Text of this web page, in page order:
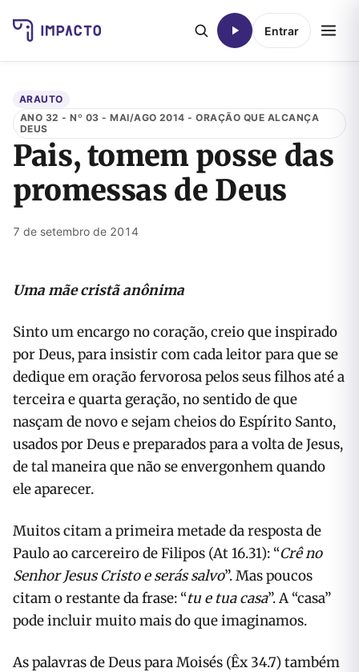
Entrar
ARAUTO
ANO 32 - Nº 03 - MAI/AGO 2014 - ORAÇÃO QUE ALCANÇA
DEUS
Pais, tomem posse das
promessas de Deus
7 de setembro de 2014
Uma mãe cristã anônima
Sinto um encargo no coração, creio que inspirado
por Deus, para insistir com cada leitor para que se
dedique em oração fervorosa pelos seus filhos até a
terceira e quarta geração, no sentido de que
nasçam de novo e sejam cheios do Espírito Santo,
usados por Deus e preparados para a volta de Jesus,
de tal maneira que não se envergonhem quando
ele aparecer.
Muitos citam a primeira metade da resposta de
Paulo ao carcereiro de Filipos (At 16.31): “Crê no
Senhor Jesus Cristo e serás salvo”.Mas poucos
citam o restante da frase: “tu e tua casa”.A “casa”
pode incluir muito mais do que imaginamos.
As palavras de Deus para Moisés (Êx 34.7) também